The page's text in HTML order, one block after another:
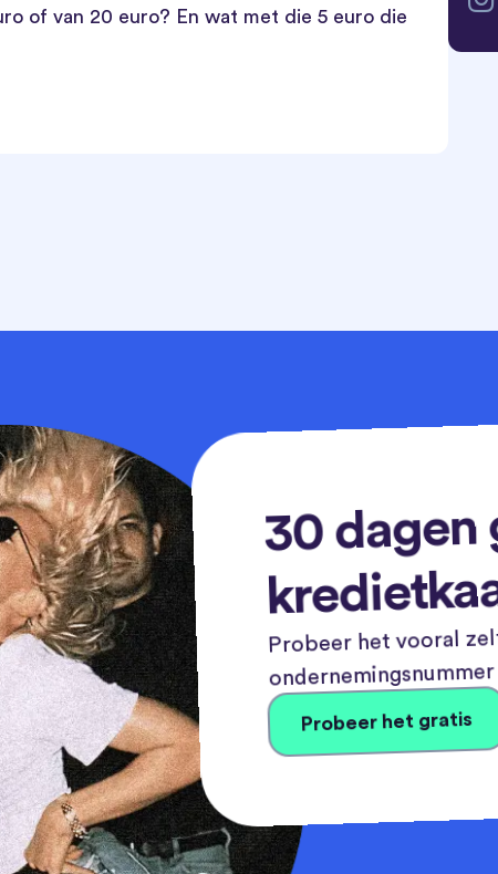
of van 20 euro? En wat met die 5 euro die
30 dagen
Probeer het vooral
Probeer het gratis